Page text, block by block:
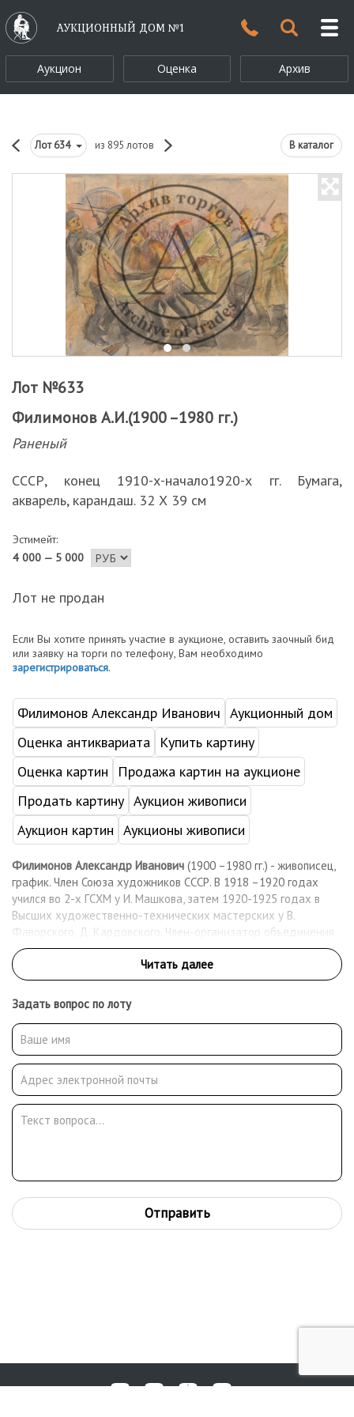
АУКЦИОННЫЙ ДОМ №1
Аукцион Оценка Архив
Лот634 из 895 лотов В каталог
Лот №633
Филимонов А.И.(1900 –1980 гг.)
Раненый
СССР, конец 1910-х-начало1920-х гг. Бумага,
акварель, карандаш. 32 Х 39 см
Эстимейт:
4 000 — 5 000
Лот не продан
Если Вы хотите принять участие в аукционе, оставить заочный бид
или заявку на торги по телефону, Вам необходимо
зарегистрироваться.
Филимонов Александр Иванович Аукционный дом
Оценка антиквариата
Купить картину
Оценка картин
Продажа картин на аукционе
Продать картину Аукцион живописи
Аукцион картин Аукционы живописи
Филимонов Александр Иванович (1900 –1980 гг.) - живописец,
график. Член Союза художников СССР. В 1918 –1920 годах
учился во 2-х ГСХМ у И. Машкова, затем 1920-1925 годах в
Высших художественно-технических мастерских у В.
Фаворского, Д. Кардовского. Член-организатор объединения
«ИСТР». Член общества станковистов ОСТ. Филимонов А. И
художник, график работы хранятся в ГТГ и в региональных
музеях и частных коллекциях.
Задать вопрос по лоту
Отправить